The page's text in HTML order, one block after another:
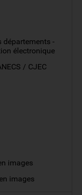
départements -
électronique
/ CJEC
images
images